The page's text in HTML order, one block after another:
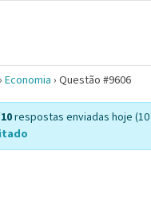
› Economia › Questão #9606
respostas enviadas hoje